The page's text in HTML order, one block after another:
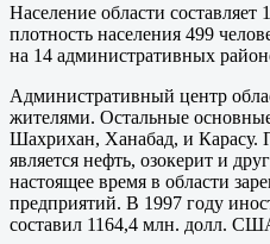
Население области составляет
плотность населения 499
на 14 административных
Административный центр
жителями. Остальные
Шахрихан, Ханабад, и Карасу.
является нефть, озокерит и
настоящее время в области
предприятий. В 1997 году
составил 1164,4 млн. долл.